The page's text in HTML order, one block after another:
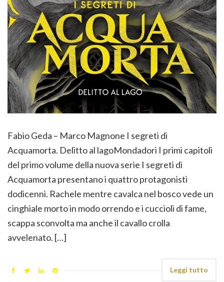
Fabio Geda – Marco Magnone I segreti di
Acquamorta. Delitto al lagoMondadori I primi capitoli
del primo volume della nuova serie I segreti di
Acquamorta presentano i quattro protagonisti
dodicenni. Rachele mentre cavalca nel bosco vede un
cinghiale morto in modo orrendo e i cuccioli di fame,
scappa sconvolta ma anche il cavallo crolla
avvelenato. […]
Leggi tutto